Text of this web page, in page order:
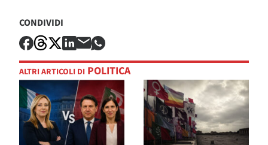
CONDIVIDI
ALTRI ARTICOLI DI POLITICA